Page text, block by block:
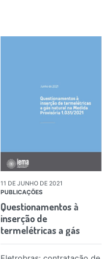
11 DE JUNHO DE 2021
PUBLICAÇÕES
Questionamentos à
inserção de
termelétricas a gás
natural na Medida…